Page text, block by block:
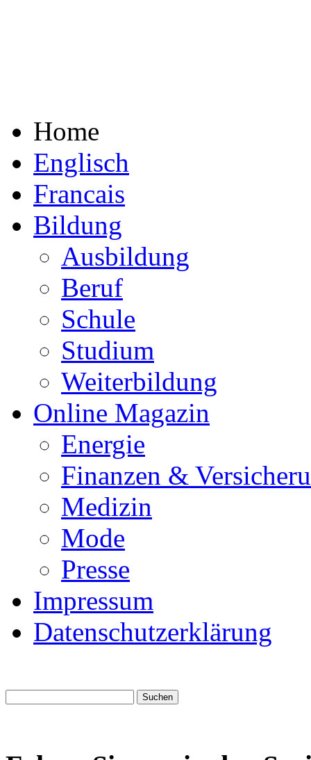
Home
Englisch
Francais
Bildung
Ausbildung
Beruf
Schule
Studium
Weiterbildung
Online Magazin
Energie
Finanzen &
Medizin
Mode
Presse
Impressum
Datenschutzerklärung